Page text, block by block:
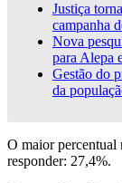
Justiça
campanha
Nova
para Alepa
Gestão do
da
O maior percentual
responder: 27,4%.